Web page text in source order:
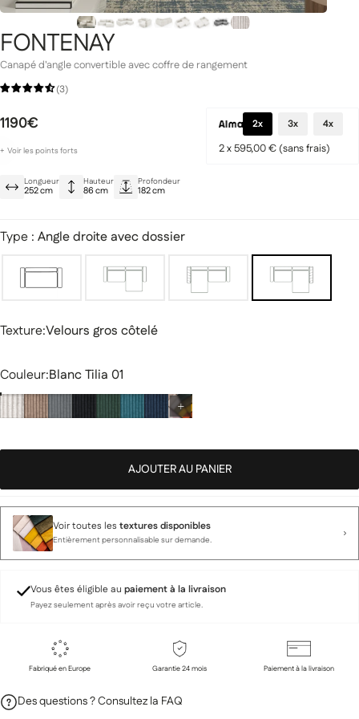
Canapés modulaires
FONTENAY
Canapé d'angle convertible avec coffre de rangement
(3)
1190€ 2x 3x 4x
2 x 595,00 € (sans frais)
+ Voir les points forts
Style moderne et polyvalent
Une qualité durable pensée pour un usage quotidien
Longueur
252 cm
Hauteur
86 cm
Profondeur
182 cm
Type : Angle droite avec dossier
Texture
Texture:Velours gros côtelé
Couleur
Couleur:Blanc Tilia 01
AJOUTER AU PANIER
Voir toutes les textures disponibles
Entièrement personnalisable sur demande.
Vous êtes éligible au paiement à la livraison
Payez seulement après avoir reçu votre article.
Fabriqué en Europe Garantie 24 mois Paiement à la livraison
Des questions ? Consultez la FAQ